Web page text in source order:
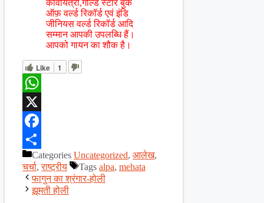
कवियित्री,गोल्ड स्टार बुक
ऑफ़ वर्ल्ड रिकॉर्ड एवं इंडि
जीनियस वर्ल्ड रिकॉर्ड आदि
सम्मान आपकी उपलब्धि हैं।
आपको गायन का शौक है।
Like 1
WhatsApp
X
Facebook
ShareCategories Uncategorized, आलेख,
चर्चा,राष्ट्रीय Tags alpa, mehata
फागुन का श्रंगार-होली
झूमती होली